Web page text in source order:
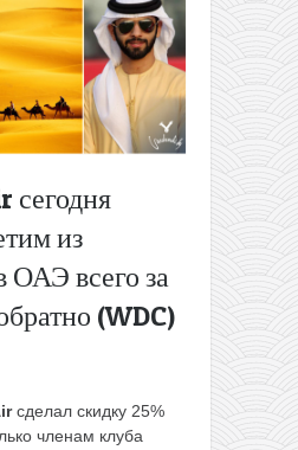
из
ОАЭ всего за
(WDC)
сделал скидку 25%
членам клуба
правила
въезда в
Украину:
и тест на
больше
нужны!
Intercars:
Минска в
30 BYN